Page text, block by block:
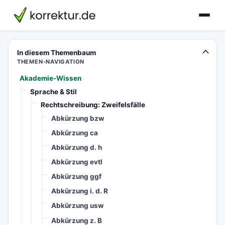
korrektur.de
In diesem Themenbaum
THEMEN-NAVIGATION
Akademie-Wissen
Sprache & Stil
Rechtschreibung: Zweifelsfälle
Abkürzung bzw
Abkürzung ca
Abkürzung d. h
Abkürzung evtl
Abkürzung ggf
Abkürzung i. d. R
Abkürzung usw
Abkürzung z. B